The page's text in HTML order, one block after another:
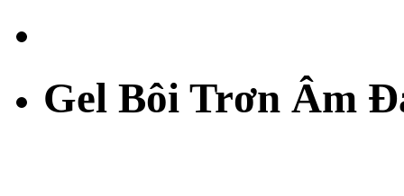
Gel Bôi Trơn Âm